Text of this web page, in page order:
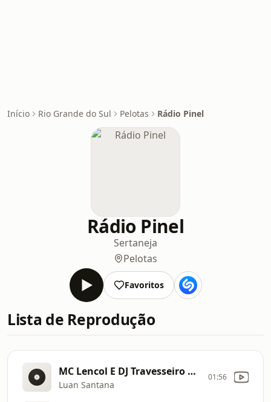
Início Rio Grande do Sul Pelotas Rádio Pinel
Rádio Pinel
Sertaneja
Pelotas
Favoritos
Lista de Reprodução
MC Lencol E DJ Travesseiro Videoclipe Oficial Online
Luan Santana
01:56